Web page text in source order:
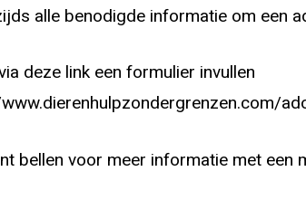
alle benodigde informatie om een
deze link een formulier invullen
bellen voor meer informatie met